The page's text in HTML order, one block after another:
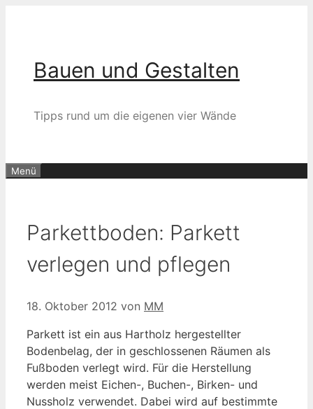
Bauen und Gestalten
Tipps rund um die eigenen vier Wände
Menü
Parkettboden: Parkett
verlegen und pflegen
18. Oktober 2012 von MM
Parkett ist ein aus Hartholz hergestellter
Bodenbelag, der in geschlossenen Räumen als
Fußboden verlegt wird. Für die Herstellung
werden meist Eichen-, Buchen-, Birken- und
Nussholz verwendet. Dabei wird auf bestimmte